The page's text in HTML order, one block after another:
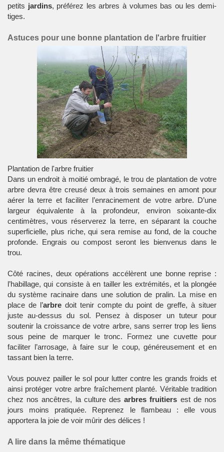
petits jardins, préférez les arbres à volumes bas ou les demi-
tiges.
Astuces pour une bonne plantation de l'arbre fruitier
Plantation de l'arbre fruitier
Dans un endroit à moitié ombragé, le trou de plantationde votre
arbre devra être creusé deux à trois semaines en amont pour
aérer la terre et faciliter l’enracinement de votre arbre. D’une
largeur équivalente à la profondeur, environ soixante-dix
centimètres, vous réserverez la terre, en séparant la couche
superficielle, plus riche, qui sera remise au fond, de la couche
profonde. Engrais ou compost seront les bienvenus dans le
trou.
Côté racines, deux opérations accélèrent une bonne reprise :
l’habillage, qui consiste à en tailler les extrémités, et la plongée
du système racinaire dans une solution de pralin. La mise en
place de l’arbredoit tenir compte du point de greffe, à situer
juste au-dessus du sol. Pensez à disposer un tuteur pour
soutenir la croissance de votre arbre, sans serrer trop les liens
sous peine de marquer le tronc. Formez une cuvette pour
faciliter l’arrosage, à faire sur le coup, généreusement et en
tassant bien la terre.
Vous pouvez pailler le sol pour lutter contre les grands froids et
ainsi protéger votre arbre fraîchement planté. Véritable tradition
chez nos ancêtres, la culture desarbres fruitiers est de nos
jours moins pratiquée. Reprenez le flambeau : elle vous
apportera la joie de voir mûrir des délices !
A lire dans la même thématique